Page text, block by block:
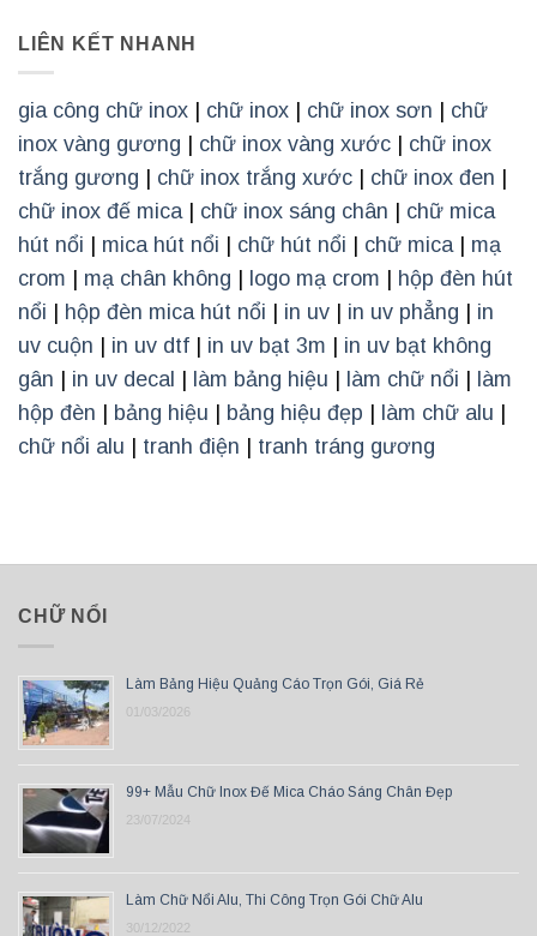
LIÊN KẾT NHANH
gia công chữ inox chữ inox chữ inox sơn
chữ
inox vàng gương
chữ inox vàng xước
chữ inox
trắng gương
chữ inox trắng xước chữ inox đen
chữ inox đế mica| chữ inox sáng chân
chữ mica
hút nổi
mica hút nổi chữ hút nổi chữ mica| mạ
crom
mạ chân không logo mạ crom
hộp đèn hút
nổi
hộp đèn mica hút nổi in uv in uv phẳng
in
uv cuộn
in uv dtf in uv bạt 3m
in uv bạt không
gân
in uv decal làm bảng hiệu làm chữ nổi
làm
hộp đèn
bảng hiệu bảng hiệu đẹp làm chữ alu
chữ nổi alu
tranh điện tranh tráng gương
CHỮ NỔI
Làm Bảng Hiệu Quảng Cáo Trọn Gói, Giá Rẻ
01/03/2026
99+ Mẫu Chữ Inox Đế Mica Cháo Sáng Chân Đẹp
23/07/2024
Làm Chữ Nổi Alu, Thi Công Trọn Gói Chữ Alu
30/12/2022